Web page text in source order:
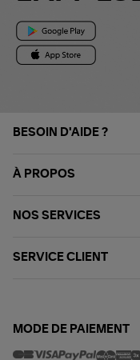
BESOIN D'AIDE ?
À PROPOS
NOS SERVICES
SERVICE CLIENT
MODE DE PAIEMENT